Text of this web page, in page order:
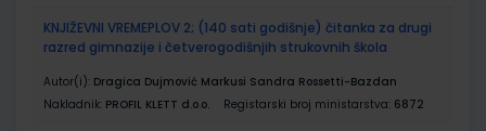
KNJIŽEVNI VREMEPLOV 2; (140 sati godišnje) čitanka za drugi
razred gimnazije i četverogodišnjih strukovnih škola
Autor(i): Dragica Dujmović Markusi Sandra Rossetti-Bazdan
Nakladnik: PROFIL KLETT d.o.o. Registarski broj ministarstva: 6872